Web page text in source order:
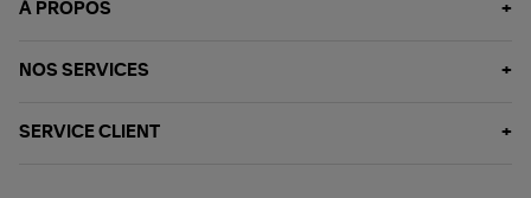
À PROPOS
NOS SERVICES
SERVICE CLIENT